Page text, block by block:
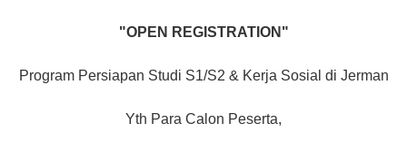
"OPEN REGISTRATION"
Program Persiapan Studi S1/S2 & Kerja Sosial di Jerman
Yth Para Calon Peserta,